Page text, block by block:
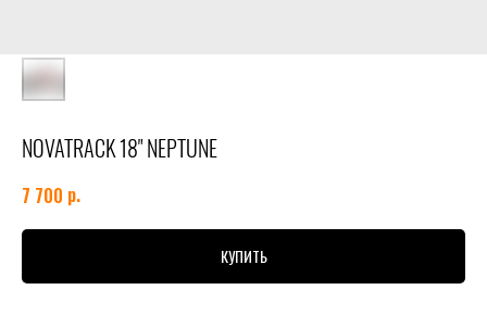
NOVATRACK 18" NEPTUNE
7 700 р.
КУПИТЬ